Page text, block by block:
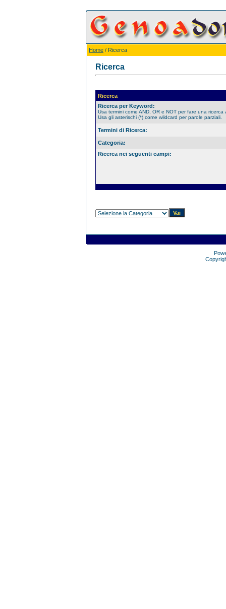
Home / Ricerca
Ricerca
Ricerca
Ricerca per Keyword:
Usa termini come AND, OR e NOT per fare una ricerca
Usa gli asterischi (*) come wildcard per parole parziali.
Termini di Ricerca:
Categoria:
Ricerca nei seguenti campi: